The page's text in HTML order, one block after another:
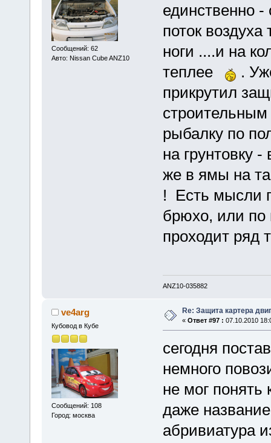
Сообщений: 62
Авто: Nissan Cube ANZ10
единственно
поток воздуха
ноги ....и на
теплее
.
прикрутил
рыбалку по
на грунтовку
же в ямы на
! Есть мысли
брюхо, или по
проходит ряд
ANZ10-035882
ve4arg
Кубовод в Кубе
Сообщений: 108
Город: москва
Re: Защита картера
« Ответ #97 : 07.10.2010
сегодня
немного
не мог понять
даже
абривиатура